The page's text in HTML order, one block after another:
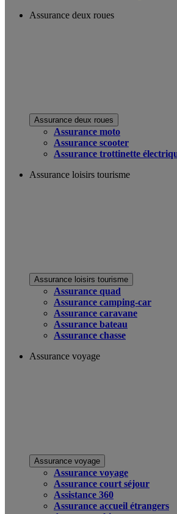
Assurance deux roues
Assurance deux roues
Assurance moto
Assurance scooter
Assurance trottinette
Assurance loisirs tourisme
Assurance loisirs tourisme
Assurance quad
Assurance camping-car
Assurance caravane
Assurance bateau
Assurance chasse
Assurance voyage
Assurance voyage
Assurance voyage
Assurance court séjour
Assistance 360
Assurance accueil étrangers